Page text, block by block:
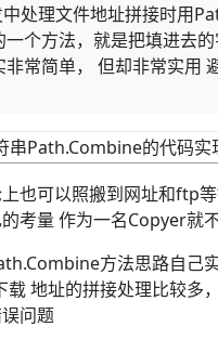
中处理文件地址拼接时用
个方法，就是把填进去
常简单， 但却非常实用
也可以照搬到网址和ftp
考量 作为一名Copyer就
方法思路自己
地址的拼接处理比较多
问题